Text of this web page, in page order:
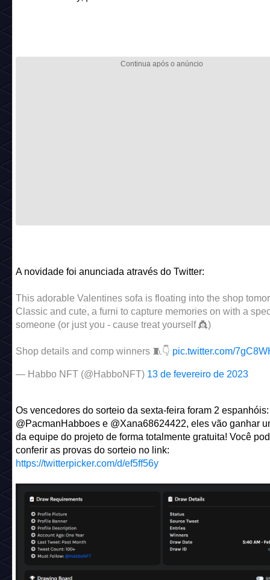
A novidade foi anunciada através do Twitter:
This adorable Valentines sofa is floating into the shop
Classic and cute, a furni to capture memories on with a
someone (or just you - cause treat yourself 👸)
Shop details and comp winners 🧵👇pic.twitter.com/
— Habbo NFT (@HabboNFT) 13 de fevereiro de 2023